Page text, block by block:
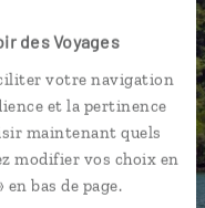
des Voyages
votre navigation
et la pertinence
maintenant quels
modifier vos choix en
bas de page.
par email ou
avant,